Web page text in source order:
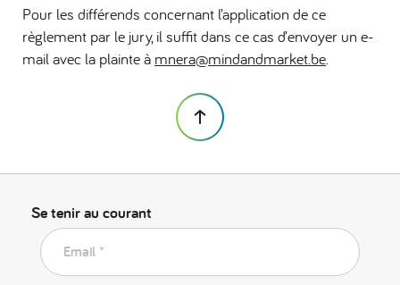
Pour les différends concernant l’application de ce
règlement par le jury, il suffit dans ce cas d’envoyer un e-
mail avec la plainte à mnera@mindandmarket.be
Se tenir au courant
Email *